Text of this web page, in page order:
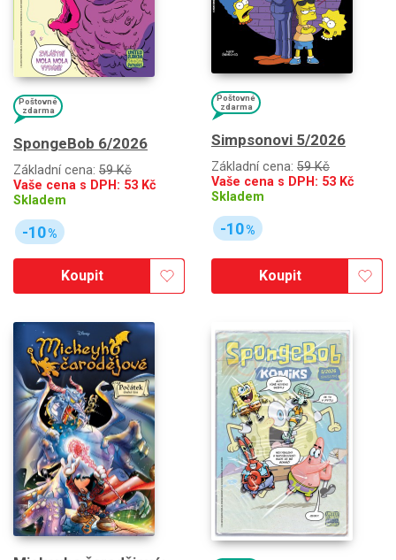
Poštovné
zdarma
SpongeBob 6/2026
Základní cena: 59 Kč
Vaše cena s DPH: 53 Kč
Skladem
-10%
Koupit
Poštovné
zdarma
Simpsonovi 5/2026
Základní cena: 59 Kč
Vaše cena s DPH: 53 Kč
Skladem
-10%
Koupit